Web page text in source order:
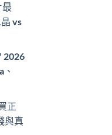
vs
2026
正
與真